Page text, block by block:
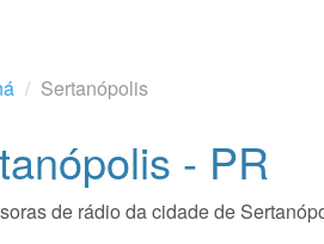
Sertanópolis
- PR
de rádio da cidade de